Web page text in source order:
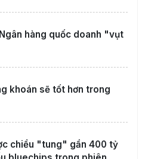
hàng quốc doanh "vụt
khoán sẽ tốt hơn trong
chiều "tung" gần 400 tỷ